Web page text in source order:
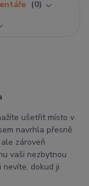
0
ušetřit místo v
navrhla přesně
zároveň
vaši nezbytnou
nevíte, dokud ji